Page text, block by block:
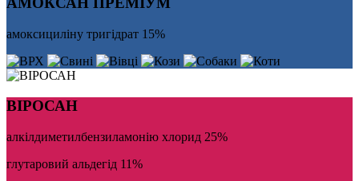
амоксициліну тригідрат 15%
ВІРОСАН
алкілдиметилбензиламонію хлорид 25%
глутаровий альдегід 11%